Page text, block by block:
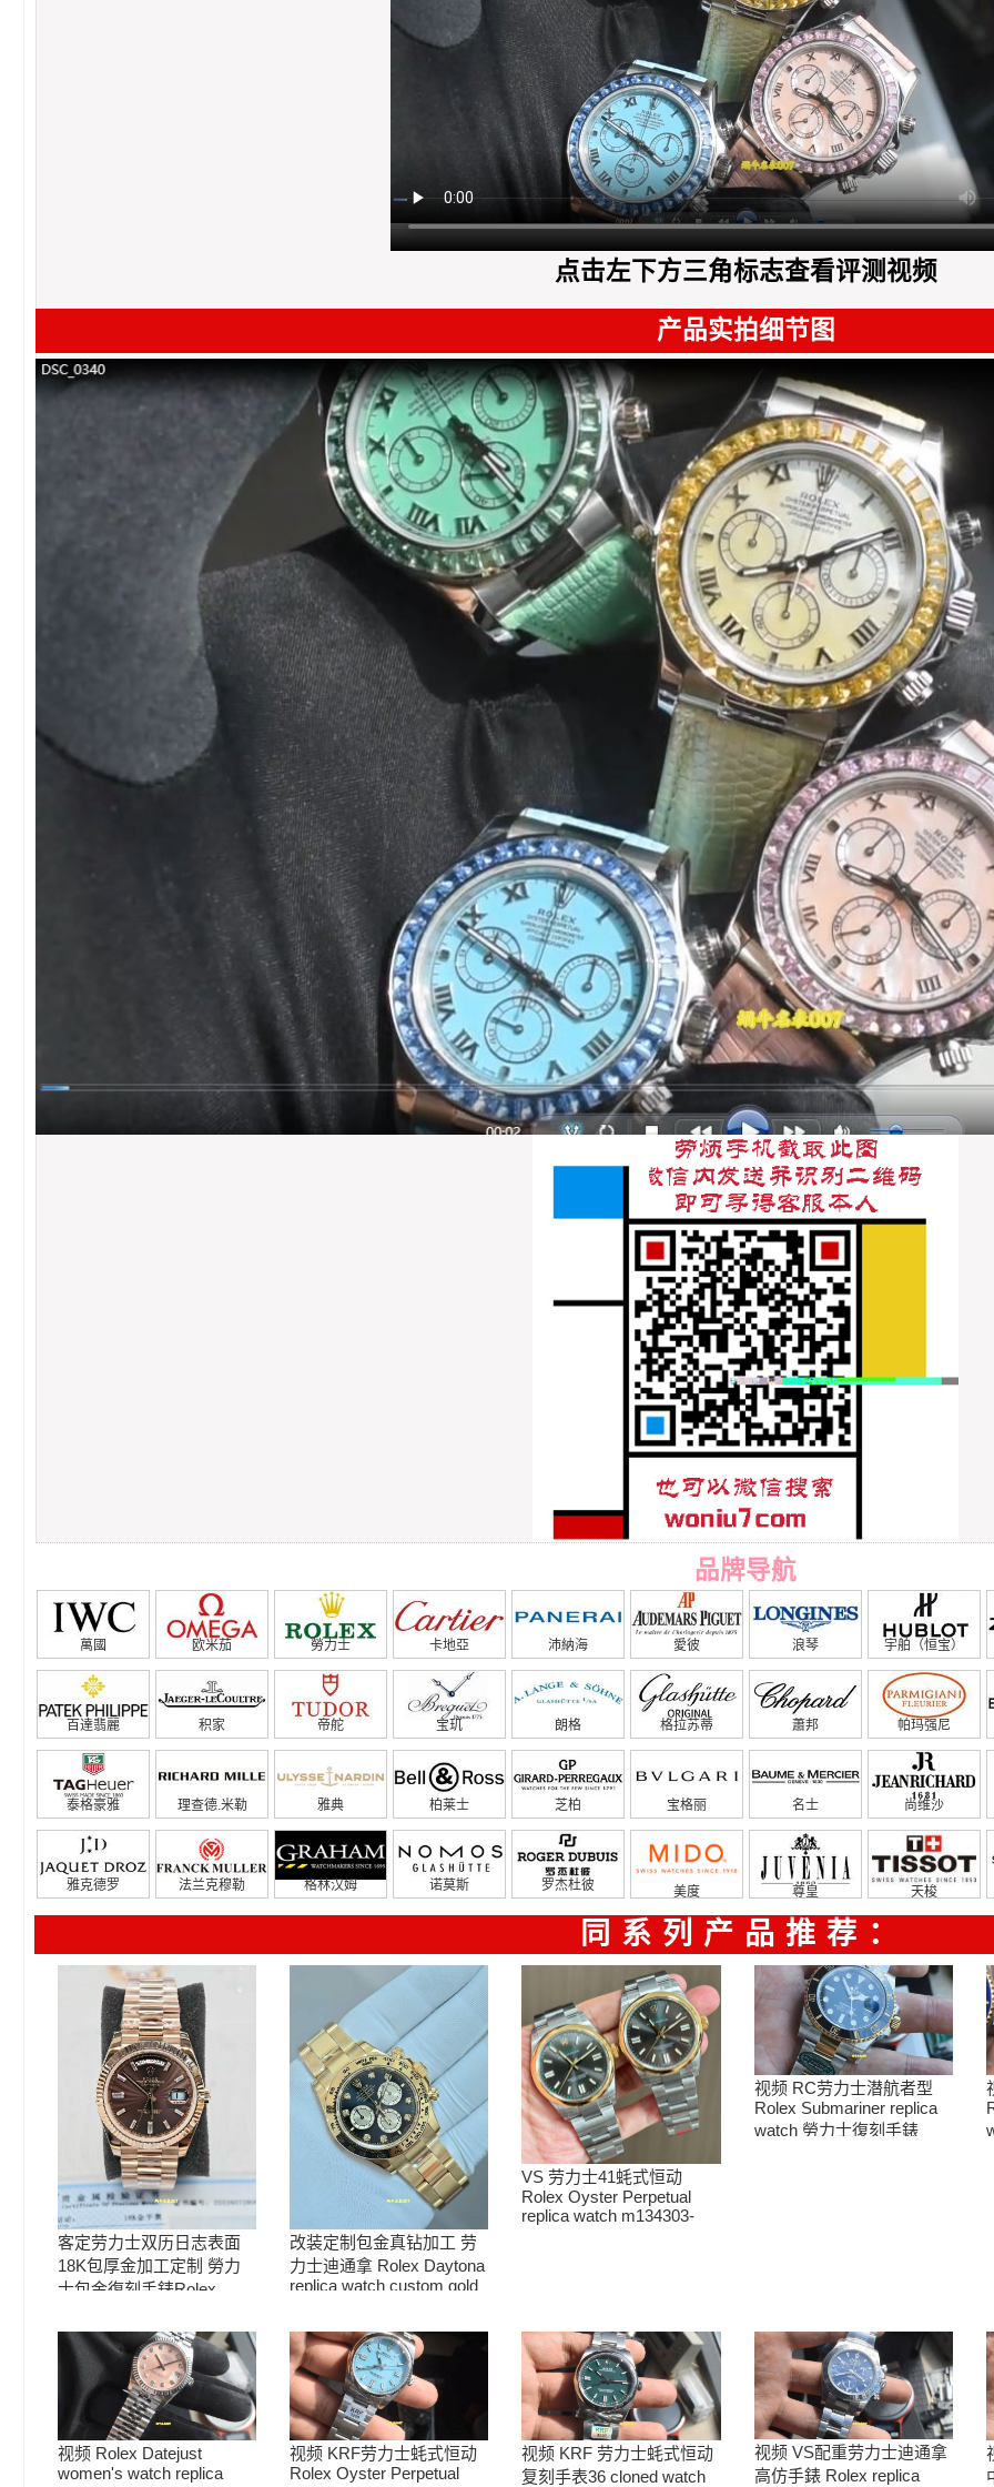
点击左下方三角标志查看评测视频
产品实拍细节图
品牌导航
萬國 欧米茄 勞力士 卡地亞 沛納海 愛彼 浪琴 宇舶（恒宝）
百達翡麗 积家 帝舵 宝玑 朗格 格拉苏蒂 蕭邦 帕玛强尼
泰格豪雅 理查德.米勒 雅典 柏莱士 芝柏 宝格丽 名士 尚维沙
雅克德罗 法兰克穆勒 格林汉姆 诺莫斯 罗杰杜彼 美度 尊皇 天梭
同系列产品推荐：
客定劳力士双历日志表面
18K包厚金加工定制 勞力
士包金復刻手錶Rolex
改装定制包金真钻加工 劳
力士迪通拿 Rolex Daytona
replica watch custom gold
VS 劳力士41蚝式恒动
Rolex Oyster Perpetual
replica watch m134303-
视频 RC劳力士潜航者型
Rolex Submariner replica
watch 勞力士復刻手錶
视频 Rolex Datejust
women's watch replica
视频 KRF劳力士蚝式恒动
Rolex Oyster Perpetual
视频 KRF 劳力士蚝式恒动
复刻手表36 cloned watch
视频 VS配重劳力士迪通拿
高仿手錶 Rolex replica